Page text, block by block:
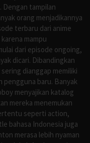
Dengan tampilan
orang menjadikannya
terbaru dari anime
mampu
dari episode ongoing,
dicari. Dibandingkan
dianggap memiliki
pengguna baru. Banyak
menyajikan katalog
mereka menemukan
seperti action,
bahasa Indonesia juga
merasa lebih nyaman